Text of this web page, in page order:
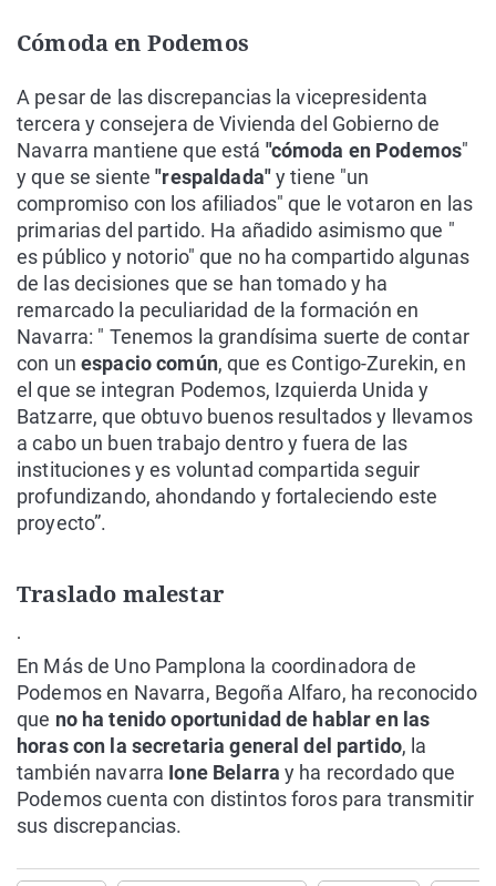
Cómoda en Podemos
A pesar de las discrepancias la vicepresidenta
tercera y consejera de Vivienda del Gobierno de
Navarra mantiene que está "cómoda en Podemos"
y que se siente"respaldada"y tiene "un
compromiso con los afiliados" que le votaron en las
primarias del partido. Ha añadido asimismo que "
es público y notorio" que no ha compartido algunas
de las decisiones que se han tomado y ha
remarcado la peculiaridad de la formación en
Navarra: " Tenemos la grandísima suerte de contar
con un espacio común, que es Contigo-Zurekin, en
el que se integran Podemos, Izquierda Unida y
Batzarre, que obtuvo buenos resultados y llevamos
a cabo un buen trabajo dentro y fuera de las
instituciones y es voluntad compartida seguir
profundizando, ahondando y fortaleciendo este
proyecto”.
Traslado malestar
.
En Más de Uno Pamplona la coordinadora de
Podemos en Navarra, Begoña Alfaro, ha reconocido
que no ha tenido oportunidad de hablar en las
horas con la secretaria general del partido, la
también navarra Ione Belarra y ha recordado que
Podemos cuenta con distintos foros para transmitir
sus discrepancias.